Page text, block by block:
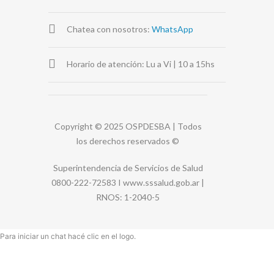
Chatea con nosotros: WhatsApp
Horario de atención: Lu a Vi | 10 a 15hs
Copyright © 2025 OSPDESBA | Todos
los derechos reservados ©
Superintendencia de Servicios de Salud
0800-222-72583 I www.sssalud.gob.ar |
RNOS: 1-2040-5
Para iniciar un chat hacé clic en el logo.